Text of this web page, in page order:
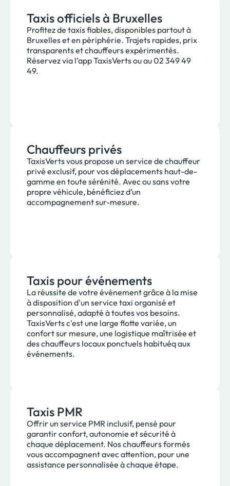
Taxis officiels à Bruxelles
Profitez de taxis fiables, disponibles partout à
Bruxelles et en périphérie. Trajets rapides, prix
transparents et chauffeurs expérimentés.
Réservez via l’app TaxisVerts ou au 02 349 49
49.
Chauffeurs privés
TaxisVerts vous propose un service de chauffeur
privé exclusif, pour vos déplacements haut-de-
gamme en toute sérénité. Avec ou sans votre
propre véhicule, bénéficiez d’un
accompagnement sur-mesure.
Taxis pour événements
La réussite de votre événement grâce à la mise
à disposition d'un service taxi organisé et
personnalisé, adapté à toutes vos besoins.
TaxisVerts c'est une large flotte variée, un
confort sur mesure, une logistique maîtrisée et
des chauffeurs locaux ponctuels habituéq aux
événements.
Taxis PMR
Offrir un service PMR inclusif, pensé pour
garantir confort, autonomie et sécurité à
chaque déplacement. Nos chauffeurs formés
vous accompagnent avec attention, pour une
assistance personnalisée à chaque étape.